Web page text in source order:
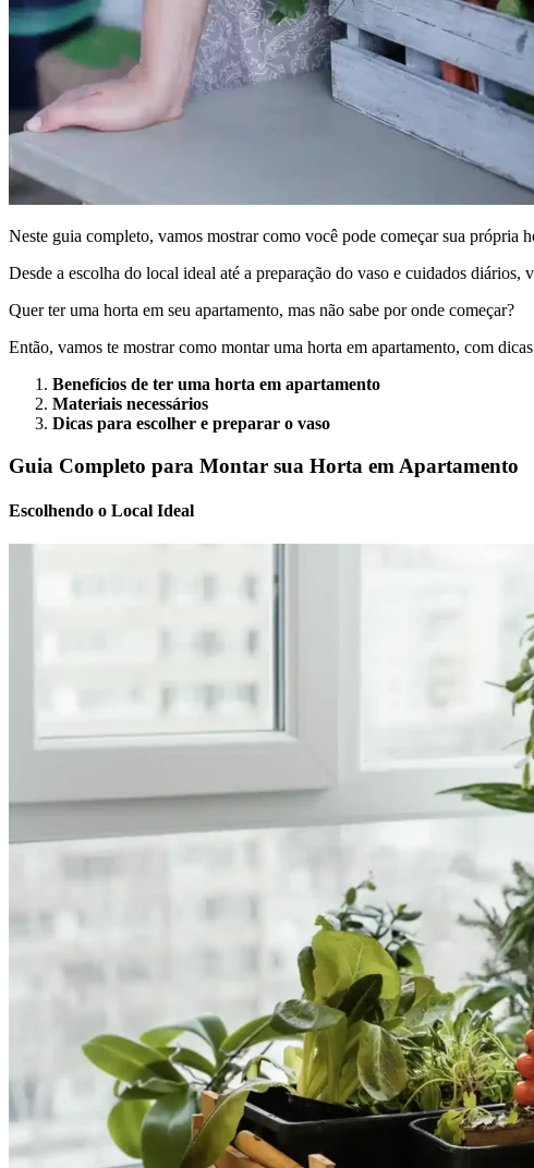
Neste guia completo, vamos mostrar como você pode começar sua própria
Desde a escolha do local ideal até a preparação do vaso e cuidados diários,
Quer ter uma horta em seu apartamento, mas não sabe por onde começar?
Então, vamos te mostrar como montar uma horta em apartamento, com
Benefícios de ter uma horta em apartamento
Materiais necessários
Dicas para escolher e preparar o vaso
Guia Completo para Montar sua Horta em Apartamento
Escolhendo o Local Ideal